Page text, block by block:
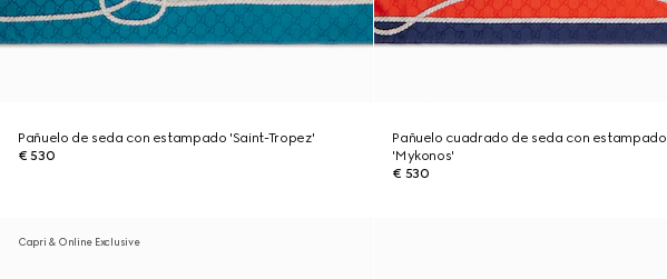
Pañuelo de seda con estampado 'Saint-Tropez'
€ 530
Pañuelo cuadrado de seda con estampado
'Mykonos'
€ 530
Capri & Online Exclusive